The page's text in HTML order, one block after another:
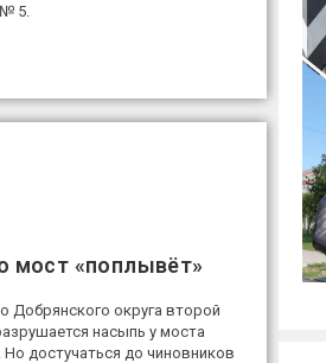
5.
мост «поплывёт»
Добрянского округа второй
насыпь у моста
достучаться до чиновников